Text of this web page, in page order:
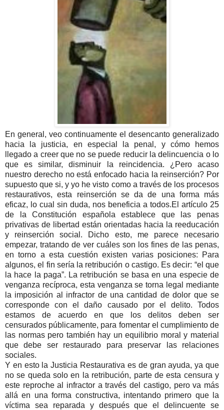
En general, veo continuamente el desencanto generalizado
hacia la justicia, en especial la penal, y cómo hemos
llegado a creer que no se puede reducir la delincuencia o lo
que es similar, disminuir la reincidencia. ¿Pero acaso
nuestro derecho no está enfocado hacia la reinserción? Por
supuesto que si, y yo he visto como a través de los procesos
restaurativos, esta reinserción se da de una forma más
eficaz, lo cual sin duda, nos beneficia a todos.El artículo 25
de la Constitución española establece que las penas
privativas de libertad están orientadas hacia la reeducación
y reinserción social. Dicho esto, me parece necesario
empezar, tratando de ver cuáles son los fines de las penas,
en torno a esta cuestión existen varias posiciones: Para
algunos, el fin sería la retribución o castigo. Es decir: “el que
la hace la paga”. La retribución se basa en una especie de
venganza recíproca, esta venganza se torna legal mediante
la imposición al infractor de una cantidad de dolor que se
corresponde con el daño causado por el delito. Todos
estamos de acuerdo en que los delitos deben ser
censurados públicamente, para fomentar el cumplimiento de
las normas pero también hay un equilibrio moral y material
que debe ser restaurado para preservar las relaciones
sociales.
Y en esto la Justicia Restaurativa es de gran ayuda, ya que
no se queda solo en la retribución, parte de esta censura y
este reproche al infractor a través del castigo, pero va más
allá en una forma constructiva, intentando primero que la
víctima sea reparada y después que el delincuente se